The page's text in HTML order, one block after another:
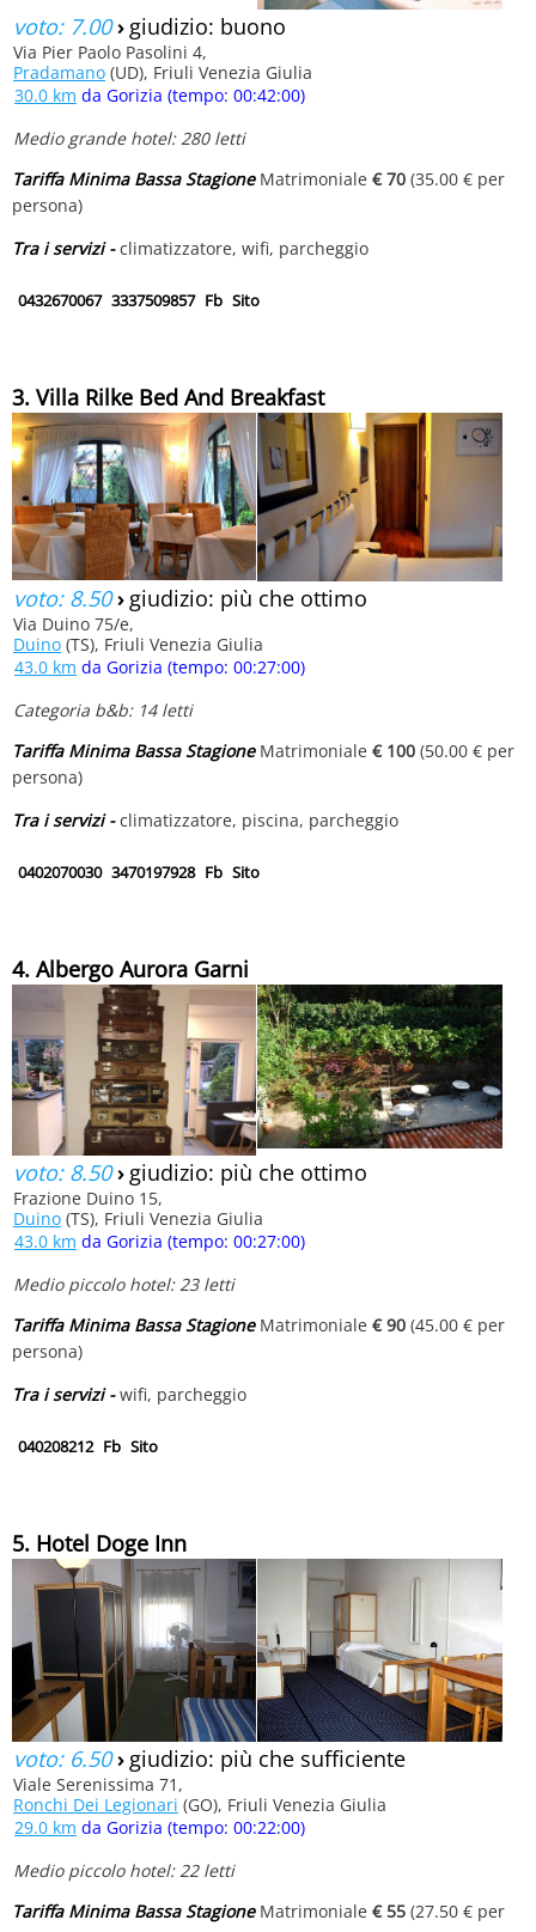
voto: 7.00› giudizio: buono
Via Pier Paolo Pasolini 4,
Pradamano (UD), Friuli Venezia Giulia
30.0 km da Gorizia (tempo: 00:42:00)
Medio grande hotel: 280 letti
Tariffa Minima Bassa StagioneMatrimoniale € 70 (35.00 € per
persona)
Tra i servizi -climatizzatore, wifi, parcheggio
0432670067 3337509857 Fb Sito
3. Villa Rilke Bed And Breakfast
voto: 8.50› giudizio: più che ottimo
Via Duino 75/e,
Duino (TS), Friuli Venezia Giulia
43.0 km da Gorizia (tempo: 00:27:00)
Categoria b&b: 14 letti
Tariffa Minima Bassa StagioneMatrimoniale € 100 (50.00 € per
persona)
Tra i servizi -climatizzatore, piscina, parcheggio
0402070030 3470197928 Fb Sito
4. Albergo Aurora Garni
voto: 8.50› giudizio: più che ottimo
Frazione Duino 15,
Duino (TS), Friuli Venezia Giulia
43.0 km da Gorizia (tempo: 00:27:00)
Medio piccolo hotel: 23 letti
Tariffa Minima Bassa StagioneMatrimoniale € 90 (45.00 € per
persona)
Tra i servizi -wifi, parcheggio
040208212 Fb Sito
5. Hotel Doge Inn
voto: 6.50› giudizio: più che sufficiente
Viale Serenissima 71,
Ronchi Dei Legionari (GO), Friuli Venezia Giulia
29.0 km da Gorizia (tempo: 00:22:00)
Medio piccolo hotel: 22 letti
Tariffa Minima Bassa StagioneMatrimoniale € 55 (27.50 € per